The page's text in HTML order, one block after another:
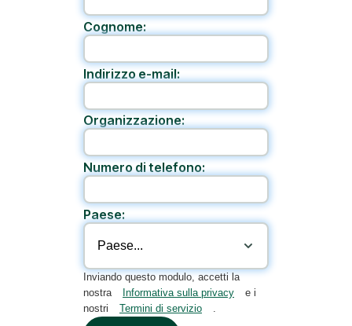
Cognome:
Indirizzo e-mail:
Organizzazione:
Numero di telefono:
Paese:
Inviando questo modulo, accetti la
nostra
Informativa sulla privacy
e i
nostri
Termini di servizio .